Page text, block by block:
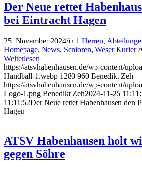
Der Neue rettet
bei Eintracht Hagen
25. November 2024/in 1.Herren,
Homepage, News, Senioren, Weser Kurier /
Weiterlesen
https://atsvhabenhausen.de/wp-content/
Handball-1.webp 1280 960 Benedikt Zeh
https://atsvhabenhausen.de/wp-content/
Logo-1.png Benedikt Zeh2024-11-25
11:11:52Der Neue rettet Habenhausen den
Hagen
ATSV Habenhausen holt
gegen Söhre